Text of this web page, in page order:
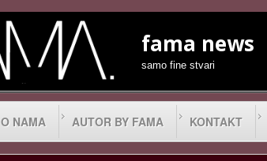
fama news
samo fine stvari
O NAMA AUTOR BY FAMA KONTAKT